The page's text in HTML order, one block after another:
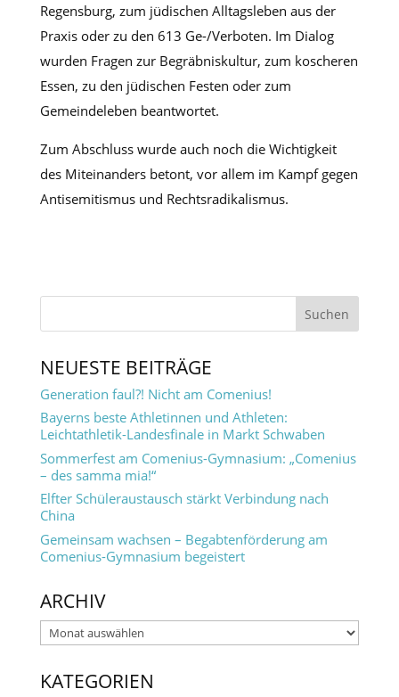
Regensburg, zum jüdischen Alltagsleben aus der
Praxis oder zu den 613 Ge-/Verboten. Im Dialog
wurden Fragen zur Begräbniskultur, zum koscheren
Essen, zu den jüdischen Festen oder zum
Gemeindeleben beantwortet.
Zum Abschluss wurde auch noch die Wichtigkeit
des Miteinanders betont, vor allem im Kampf gegen
Antisemitismus und Rechtsradikalismus.
NEUESTE BEITRÄGE
Generation faul?! Nicht am Comenius!
Bayerns beste Athletinnen und Athleten:
Leichtathletik-Landesfinale in Markt Schwaben
Sommerfest am Comenius-Gymnasium: „Comenius
– des samma mia!“
Elfter Schüleraustausch stärkt Verbindung nach
China
Gemeinsam wachsen – Begabtenförderung am
Comenius-Gymnasium begeistert
ARCHIV
Archiv
KATEGORIEN